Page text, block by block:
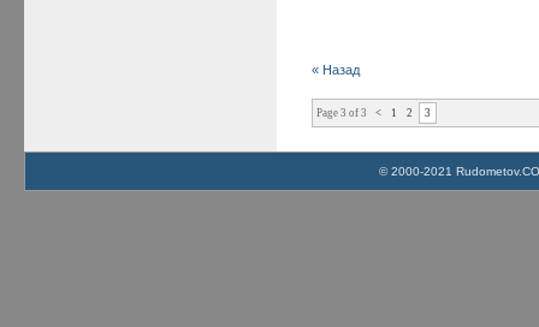
« Назад
Page 3 of 3 < 1 2 3
© 2000-2021